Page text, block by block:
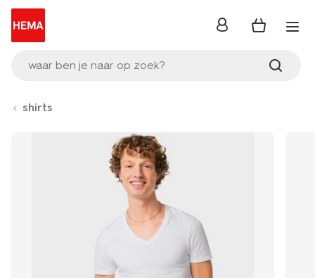
waar ben je naar op zoek?
inloggen
shirts